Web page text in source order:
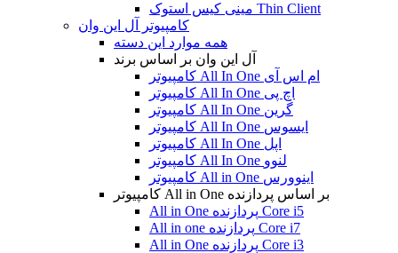
مینی کیس استوک Thin Client
کامپیوتر آل این وان
همه موارد این دسته
آل این وان بر اساس برند
کامپیوتر All In One ام اس آی
کامپیوتر All In One اچ پی
کامپیوتر All In One گرین
کامپیوتر All In One ایسوس
کامپیوتر All In One اپل
کامپیوتر All In One لنوو
کامپیوتر All in One اینوورس
کامپیوتر All in One بر اساس پردازنده
All in One پردازنده Core i5
All in one پردازنده Core i7
All in One پردازنده Core i3